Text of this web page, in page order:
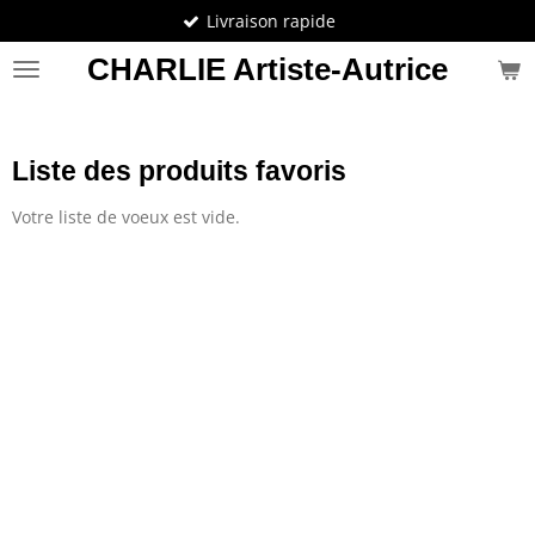
au
contenu
CHARLIE Artiste-Autrice
Livraison rapide
Liste des produits favoris
Votre liste de voeux est vide.